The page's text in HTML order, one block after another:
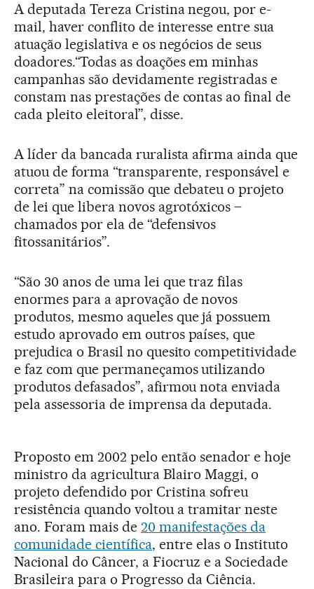
A deputada Tereza Cristina negou, por e-
mail, haver conflito de interesse entre sua
atuação legislativa e os negócios de seus
doadores.“Todas as doações em minhas
campanhas são devidamente registradas e
constam nas prestações de contas ao final de
cada pleito eleitoral”, disse.
A líder da bancada ruralista afirma ainda que
atuou de forma “transparente, responsável e
correta” na comissão que debateu o projeto
de lei que libera novos agrotóxicos –
chamados por ela de “defensivos
fitossanitários”.
“São 30 anos de uma lei que traz filas
enormes para a aprovação de novos
produtos, mesmo aqueles que já possuem
estudo aprovado em outros países, que
prejudica o Brasil no quesito competitividade
e faz com que permaneçamos utilizando
produtos defasados”, afirmou nota enviada
pela assessoria de imprensa da deputada.
Proposto em 2002 pelo então senador e hoje
ministro da agricultura Blairo Maggi, o
projeto defendido por Cristina sofreu
resistência quando voltou a tramitar neste
ano. Foram mais de 20 manifestações da
comunidade científica, entre elas o Instituto
Nacional do Câncer, a Fiocruz e a Sociedade
Brasileira para o Progresso da Ciência.